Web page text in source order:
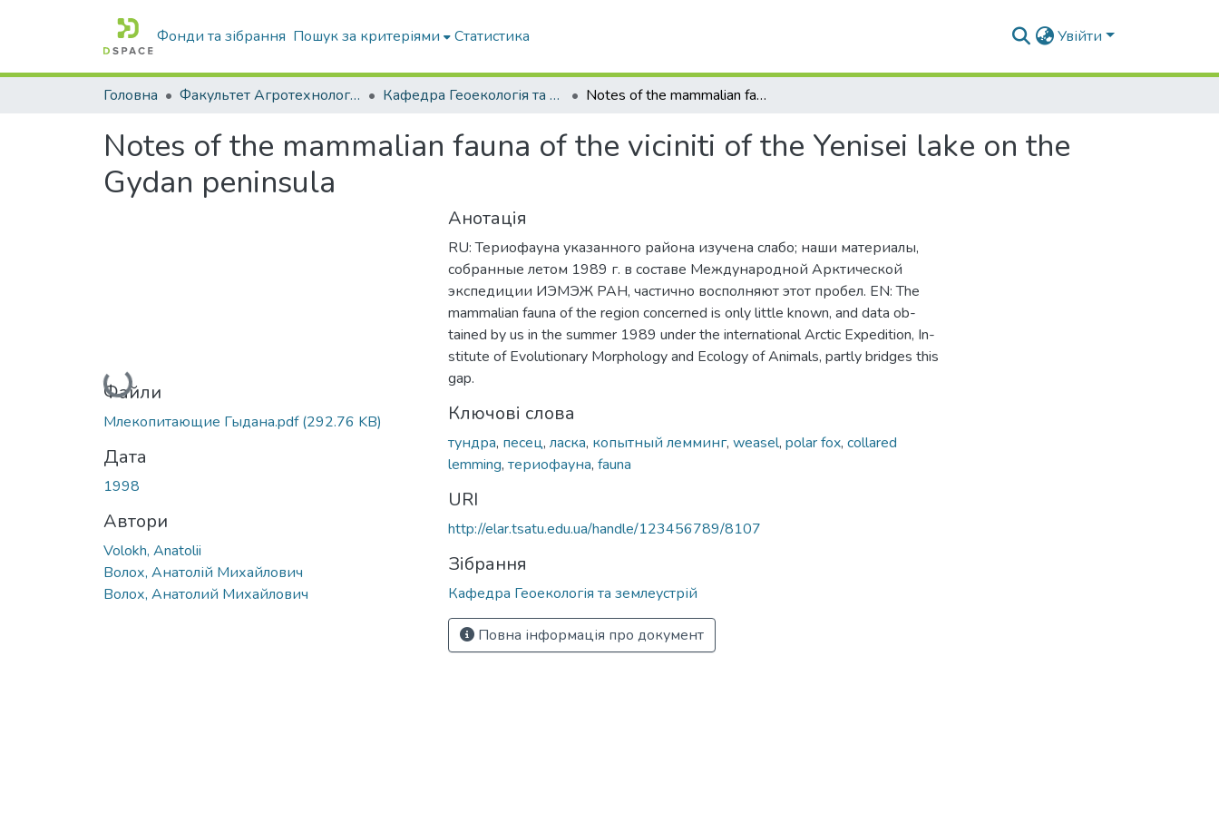
Фонди та зібрання Пошук за критеріями Статистика Увійти
Головна Факультет Агротехнологій та екології Кафедра Геоекологія та землеустрій Notes of the mammalian fauna of the viciniti of the Yenisei lake on the Gydan peninsula
Notes of the mammalian fauna of the viciniti of the Yenisei lake on the
Gydan peninsula
Вантажиться...
Файли
Млекопитающие Гыдана.pdf(292.76 KB)
Дата
1998
Автори
Volokh, Anatolii
Волох, Анатолій Михайлович
Волох, Анатолий Михайлович
Анотація
RU: Териофауна указанного района изучена слабо; наши материалы,
собранные летом 1989 г. в составе Международной Арктической
экспедиции ИЭМЭЖ РАН, частично восполняют этот пробел. EN: The
mammalian fauna of the region concerned is only little known, and data ob-
tained by us in the summer 1989 under the international Arctic Expedition, In-
stitute of Evolutionary Morphology and Ecology of Animals, partly bridges this
gap.
Ключові слова
тундра, песец, ласка, копытный лемминг, weasel, polar fox, collared
lemming, териофауна, fauna
URI
http://elar.tsatu.edu.ua/handle/123456789/8107
Зібрання
Кафедра Геоекологія та землеустрій
Повна інформація про документ